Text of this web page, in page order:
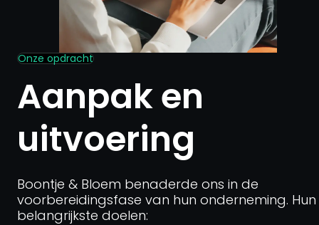
Onze opdracht
Aanpak en
uitvoering
Boontje & Bloem benaderde ons in de
voorbereidingsfase van hun onderneming. Hun
belangrijkste doelen: